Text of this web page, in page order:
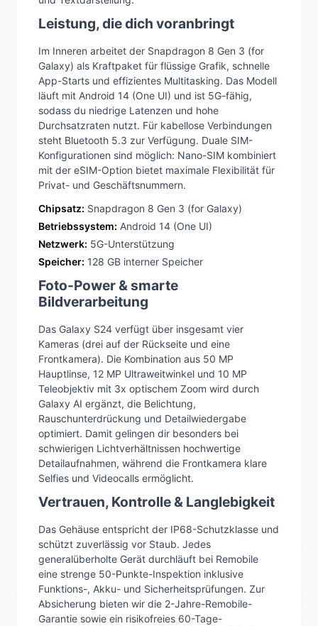
Leistung, die dich voranbringt
Im Inneren arbeitet der Snapdragon 8 Gen 3 (for
Galaxy) als Kraftpaket für flüssige Grafik, schnelle
App-Starts und effizientes Multitasking. Das Modell
läuft mit Android 14 (One UI) und ist 5G-fähig,
sodass du niedrige Latenzen und hohe
Durchsatzraten nutzt. Für kabellose Verbindungen
steht Bluetooth 5.3 zur Verfügung. Duale SIM-
Konfigurationen sind möglich: Nano-SIM kombiniert
mit der eSIM-Option bietet maximale Flexibilität für
Privat- und Geschäftsnummern.
Chipsatz: Snapdragon 8 Gen 3 (for Galaxy)
Betriebssystem: Android 14 (One UI)
Netzwerk: 5G-Unterstützung
Speicher: 128 GB interner Speicher
Foto-Power & smarte
Bildverarbeitung
Das Galaxy S24 verfügt über insgesamt vier
Kameras (drei auf der Rückseite und eine
Frontkamera). Die Kombination aus 50 MP
Hauptlinse, 12 MP Ultraweitwinkel und 10 MP
Teleobjektiv mit 3x optischem Zoom wird durch
Galaxy AI ergänzt, die Belichtung,
Rauschunterdrückung und Detailwiedergabe
optimiert. Damit gelingen dir besonders bei
schwierigen Lichtverhältnissen hochwertige
Detailaufnahmen, während die Frontkamera klare
Selfies und Videocalls ermöglicht.
Vertrauen, Kontrolle & Langlebigkeit
Das Gehäuse entspricht der IP68-Schutzklasse und
schützt zuverlässig vor Staub. Jedes
generalüberholte Gerät durchläuft bei Remobile
eine strenge 50-Punkte-Inspektion inklusive
Funktions-, Akku- und Sicherheitsprüfungen. Zur
Absicherung bieten wir die 2-Jahre-Remobile-
Garantie sowie ein risikofreies 60-Tage-